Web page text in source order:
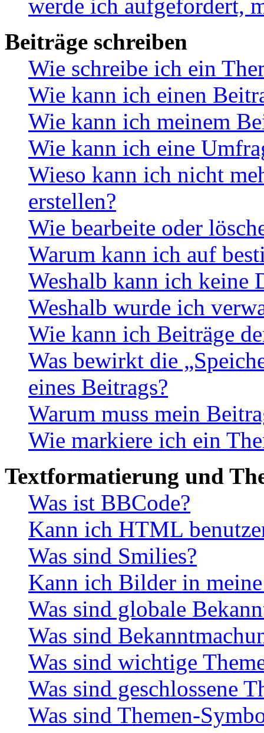
werde ich aufgefordert,
Beiträge schreiben
Wie schreibe ich ein
Wie kann ich einen
Wie kann ich meinem
Wie kann ich eine
Wieso kann ich nicht
erstellen?
Wie bearbeite oder
Warum kann ich auf
Weshalb kann ich keine
Weshalb wurde ich
Wie kann ich Beiträge
Was bewirkt die
eines Beitrags?
Warum muss mein
Wie markiere ich ein
Textformatierung und
Was ist BBCode?
Kann ich HTML
Was sind Smilies?
Kann ich Bilder in
Was sind globale
Was sind
Was sind wichtige
Was sind geschlossene
Was sind Themen-